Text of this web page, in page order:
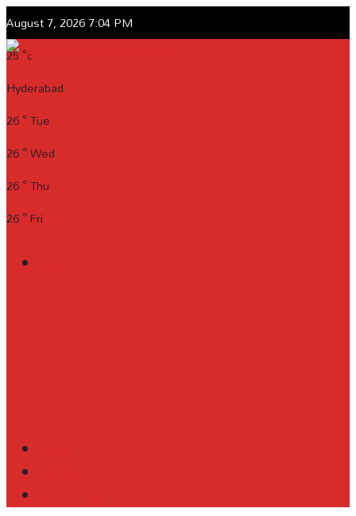
August 7, 2026 7:04 PM
25°c
Hyderabad
26°Tue
26°Wed
26°Thu
26°Fri